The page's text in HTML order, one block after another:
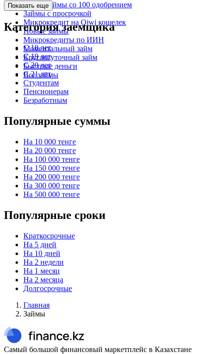
Микрозаймы со 100 одобрением
Займы с просрочкой
Микрокредит на Qiwi кошелек
Новые займы
Микрокредиты по ИИН
Моментальный займ
Круглосуточный займ
Быстрые деньги
Все займы
Показать еще
Категория заемщика
С 18 лет
С 19 лет
С 20 лет
С 21 лет
Студентам
Пенсионерам
Безработным
Популярные суммы
На 10 000 тенге
На 20 000 тенге
На 100 000 тенге
На 150 000 тенге
На 200 000 тенге
На 300 000 тенге
На 500 000 тенге
Популярные сроки
Краткосрочные
На 5 дней
На 10 дней
На 2 недели
На 1 месяц
На 2 месяца
Долгосрочные
Главная
Займы
Самый большой финансовый маркетплейс в Казахстане